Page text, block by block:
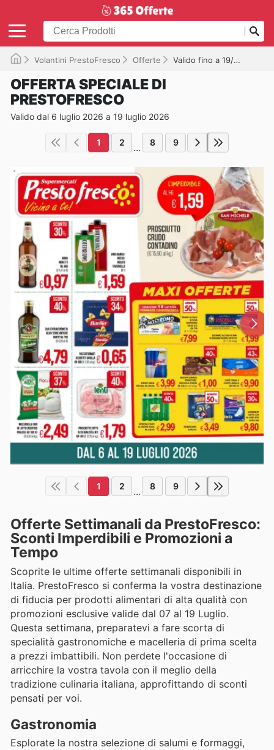
Volantini PrestoFresco Offerte Valido fino a 19/07/2026
OFFERTA SPECIALE DI
PRESTOFRESCO
Valido dal 6 luglio 2026 a 19 luglio 2026
1 2 ... 8 9
1 2 ... 8 9
Offerte Settimanali da PrestoFresco:
Sconti Imperdibili e Promozioni a
Tempo
Scoprite le ultime offerte settimanali disponibili in
Italia. PrestoFresco si conferma la vostra destinazione
di fiducia per prodotti alimentari di alta qualità con
promozioni esclusive valide dal 07 al 19 Luglio.
Questa settimana, preparatevi a fare scorta di
specialità gastronomiche e macelleria di prima scelta
a prezzi imbattibili. Non perdete l'occasione di
arricchire la vostra tavola con il meglio della
tradizione culinaria italiana, approfittando di sconti
pensati per voi.
Gastronomia
Esplorate la nostra selezione di salumi e formaggi,